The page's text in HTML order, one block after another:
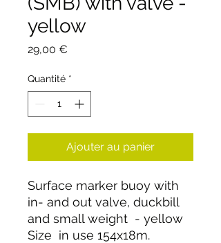
yellow
29,00 €
Quantité *
Ajouter au panier
Surface marker buoy with
in- and out valve, duckbill
and small weight - yellow
Size in use 154x18m.